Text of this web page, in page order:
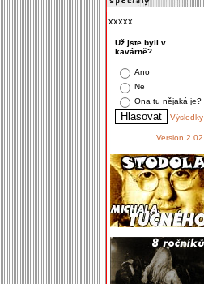
xxxxx
Už jste byli v
kavárně?
Ano
Ne
Ona tu nějaká je?
Výsledky
Version 2.02